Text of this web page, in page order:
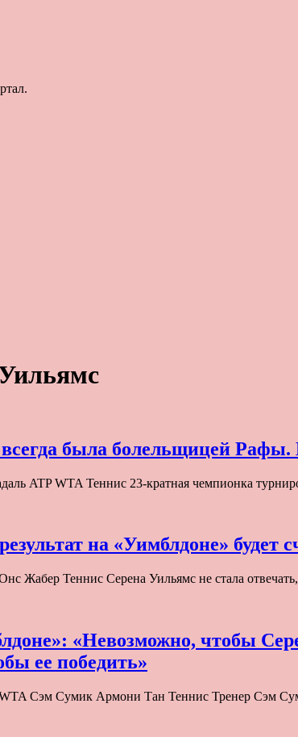
была болельщицей Рафы.
ATP WTA Теннис 23-кратная чемпионка
на «Уимблдоне»
Жабер Теннис Серена Уильямс не стала
«Невозможно, чтобы
ее победить»
Сэм Сумик Армони Тан Теннис Тренер Сэм